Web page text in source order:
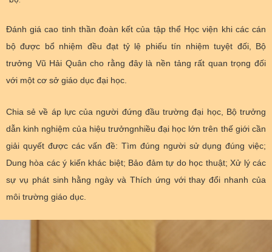
Đánh giá cao tinh thần đoàn kết của tập thể Học viện khi các cán
bộ được bổ nhiệm đều đạt tỷ lệ phiếu tín nhiệm tuyệt đối, Bộ
trưởng Vũ Hải Quân cho rằng đây là nền tảng rất quan trọng đối
với một cơ sở giáo dục đại học.
Chia sẻ về áp lực của người đứng đầu trường đại học, Bộ trưởng
dẫn kinh nghiệm của hiệu trưởngnhiều đại học lớn trên thế giới cần
giải quyết được các vấn đề: Tìm đúng người sử dụng đúng việc;
Dung hòa các ý kiến khác biệt; Bảo đảm tự do học thuật; Xử lý các
sự vụ phát sinh hằng ngày và Thích ứng với thay đổi nhanh của
môi trường giáo dục.